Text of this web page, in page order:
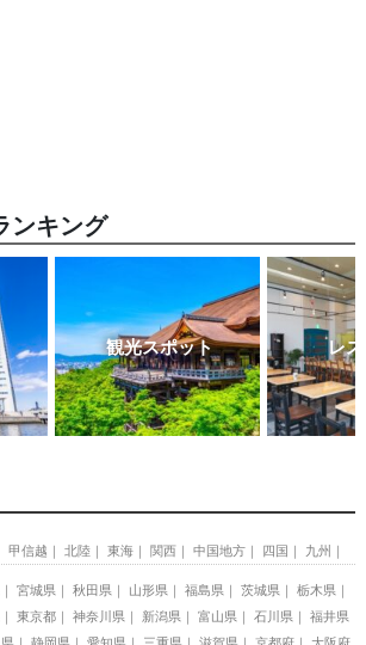
ンキング
観光スポット レ
甲信越 北陸 東海 関西 中国地方 四国 九州
宮城県 秋田県 山形県 福島県 茨城県
栃木県
東京都 神奈川県 新潟県 富山県 石川県
福井県